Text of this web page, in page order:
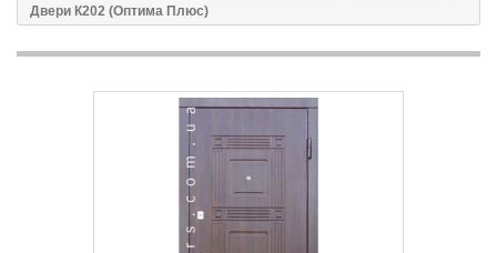
Двери К202 (Оптима Плюс)